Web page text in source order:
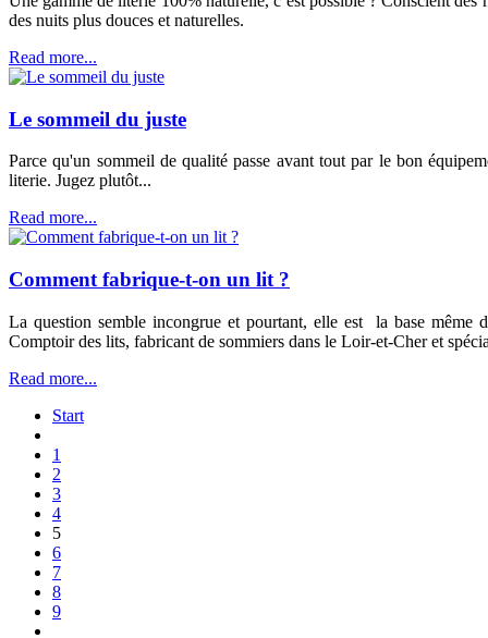
des nuits plus douces et naturelles.
Read more...
Le sommeil du juste
Parce qu'un sommeil de qualité passe avant tout par le bon
literie. Jugez plutôt...
Read more...
Comment fabrique-t-on un lit ?
La question semble incongrue et pourtant, elle est la base même
Comptoir des lits, fabricant de sommiers dans le Loir-et-Cher et
Read more...
Start
1
2
3
4
5
6
7
8
9